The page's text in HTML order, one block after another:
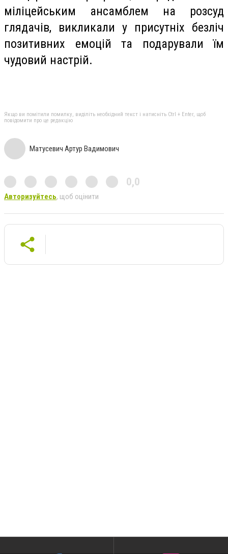
міліцейським ансамблем на розсуд
глядачів, викликали у присутніх безліч
позитивних емоцій та подарували їм
чудовий настрій.
Якщо ви помітили помилку, виділіть необхідний текст і натисніть Ctrl + Enter, щоб
повідомити про це редакцію
Матусевич Артур Вадимович
0,0
Авторизуйтесь, щоб оцінити